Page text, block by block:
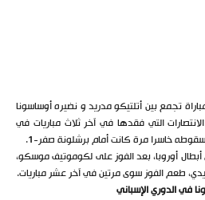
تجمع بين أتلتيكو مدريد و نضيره أوساسونا
التي فقدها في آخر ثلاث مباريات في
خاسرا مرة كانت أمام برشلونة صفر-1.
أوروبا، بعد الفوز على لكوموتيف موسكو،
طعم الفوز سوى مرتين في آخر عشر مباريات.
في الدوري الإسباني